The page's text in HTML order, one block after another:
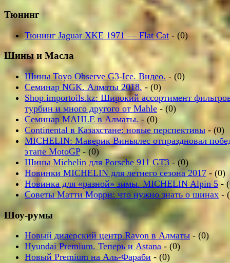
Тюнинг
Тюнинг Jaguar XKE 1971 — Flat Cat - (0)
Шины и Масла
Шины Toyo Observe G3-Ice. Видео. - (0)
Семинар NGK. Алматы 2018.- (0)
Shop.importoils.kz: Широкий ассортимент
турбин и много другого от Mahle - (0)
Семинар MAHLE в Алматы. - (0)
Continental в Казахстане: новые перспективы - (0)
MICHELIN: Маверик Виньялес отпраздновал
этапе MotoGP- (0)
Шины Michelin для Porsche 911 GT3 - (0)
Новинки MICHELIN для летнего сезона 2017 - (0)
Новинка для «разной» зимы. MICHELIN Alpin 5 -
Советы Матти Морри: что нужно знать о шинах -
Шоу-румы
Новый дилерский центр Ravon в Алматы - (0)
Hyundai Premium. Теперь и Astana - (0)
Новый Premium на Аль-Фараби - (0)